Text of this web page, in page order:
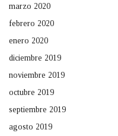
marzo 2020
febrero 2020
enero 2020
diciembre 2019
noviembre 2019
octubre 2019
septiembre 2019
agosto 2019